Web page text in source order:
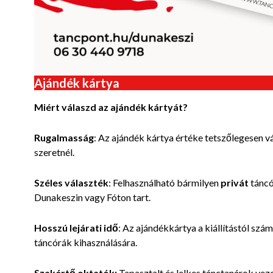
Ajándék kártya
Miért válaszd az ajándék kártyát?
Rugalmasság: Az ajándék kártya értéke tetszőlegesen
szeretnél.
Széles választék: Felhasználható bármilyen privát
Dunakeszin vagy Fóton tart.
Hosszú lejárati idő: Az ajándékkártya a kiállítástól
táncórák kihasználására.